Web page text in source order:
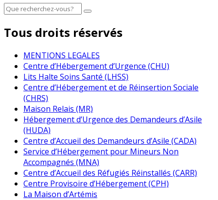
Tous droits réservés
MENTIONS LEGALES
Centre d’Hébergement d’Urgence (CHU)
Lits Halte Soins Santé (LHSS)
Centre d’Hébergement et de Réinsertion Sociale
(CHRS)
Maison Relais (MR)
Hébergement d’Urgence des Demandeurs d’Asile
(HUDA)
Centre d’Accueil des Demandeurs d’Asile (CADA)
Service d’Hébergement pour Mineurs Non
Accompagnés (MNA)
Centre d’Accueil des Réfugiés Réinstallés (CARR)
Centre Provisoire d’Hébergement (CPH)
La Maison d’Artémis